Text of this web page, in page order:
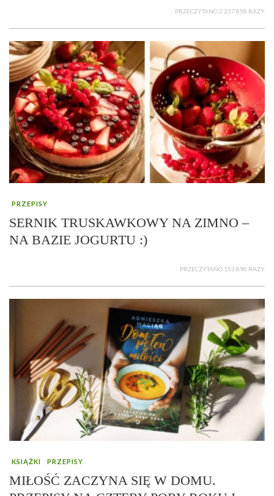
PRZECZYTANO 2 237 858 RAZY
PRZEPISY
SERNIK TRUSKAWKOWY NA ZIMNO –
NA BAZIE JOGURTU :)
PRZECZYTANO 153 890 RAZY
KSIĄŻKI PRZEPISY
MIŁOŚĆ ZACZYNA SIĘ W DOMU.